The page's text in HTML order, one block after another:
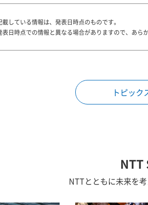
載している情報は、発表日時点のものです。
日時点での情報と異なる場合がありますので、あら
トピック
NTT
NTTとともに未来を考